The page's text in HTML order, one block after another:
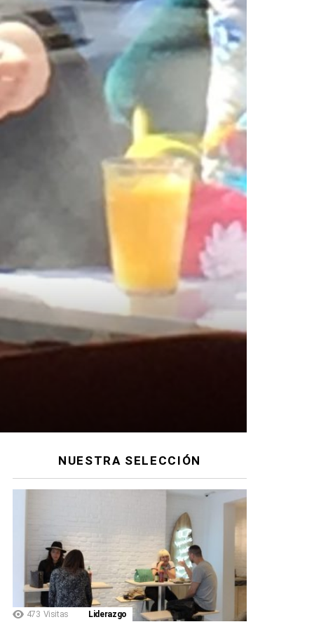
NUESTRA SELECCIÓN
473 Visitas Liderazgo